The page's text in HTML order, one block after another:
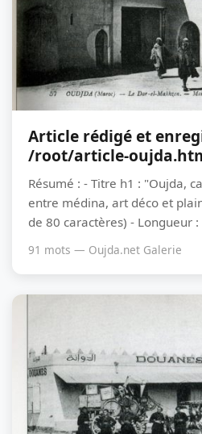
Article rédigé et
/root/article-
Résumé : - Titre h1 : "Oujda,
entre médina, art déco et
de 80 caractères) - Longueur
91 mots — Oujda.net Galerie